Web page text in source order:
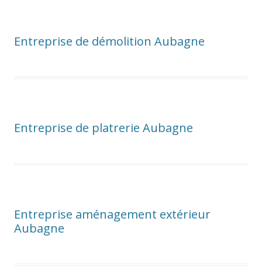
Entreprise de démolition Aubagne
Entreprise de platrerie Aubagne
Entreprise aménagement extérieur
Aubagne